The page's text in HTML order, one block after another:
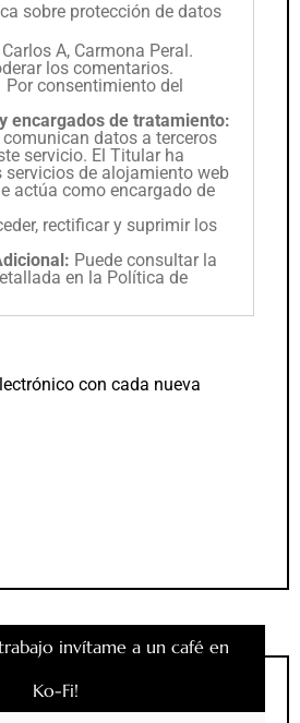
sobre protección de datos
Carlos A, Carmona Peral.
los comentarios.
Por consentimiento del
encargados de tratamiento:
comunican datos a terceros
servicio. El Titular ha
de alojamiento web
actúa como encargado de
rectificar y suprimir los
Puede consultar la
en la Política de
con cada nueva
invítame a un café en
Ko-Fi!